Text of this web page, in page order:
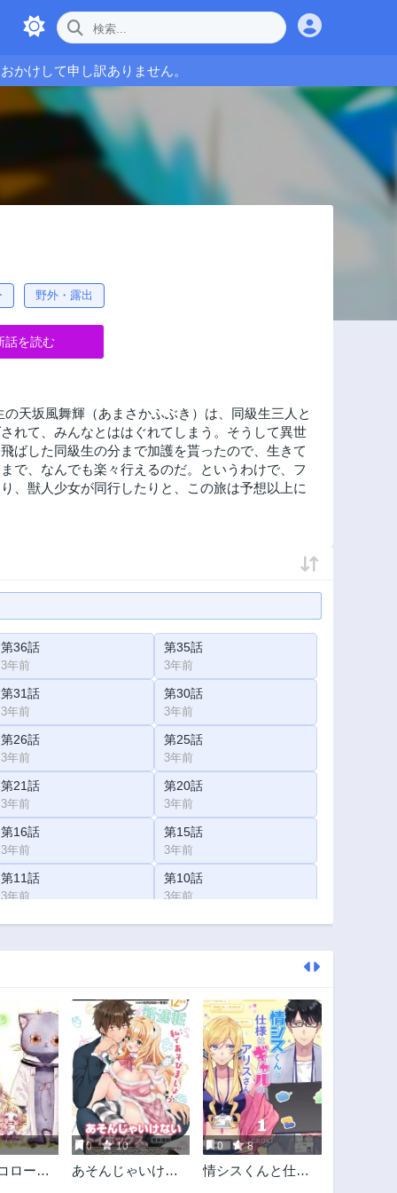
かけして申し訳ありません。
野外・露出
話を読む
天坂風舞輝（あまさかふぶき）は、同級生三人と
れて、みんなとははぐれてしまう。そうして異世
ばした同級生の分まで加護を貰ったので、生きて
で、なんでも楽々行えるのだ。というわけで、フ
、獣人少女が同行したりと、この旅は予想以上に
第36話
3年前
第35話
3年前
第31話
3年前
第30話
3年前
第26話
3年前
第25話
3年前
第21話
3年前
第20話
3年前
第16話
3年前
第15話
3年前
第11話
3年前
第10話
3年前
第6話 第5話
ローレ
0 10
あそんじゃいけな
0 8
情シスくんと仕様